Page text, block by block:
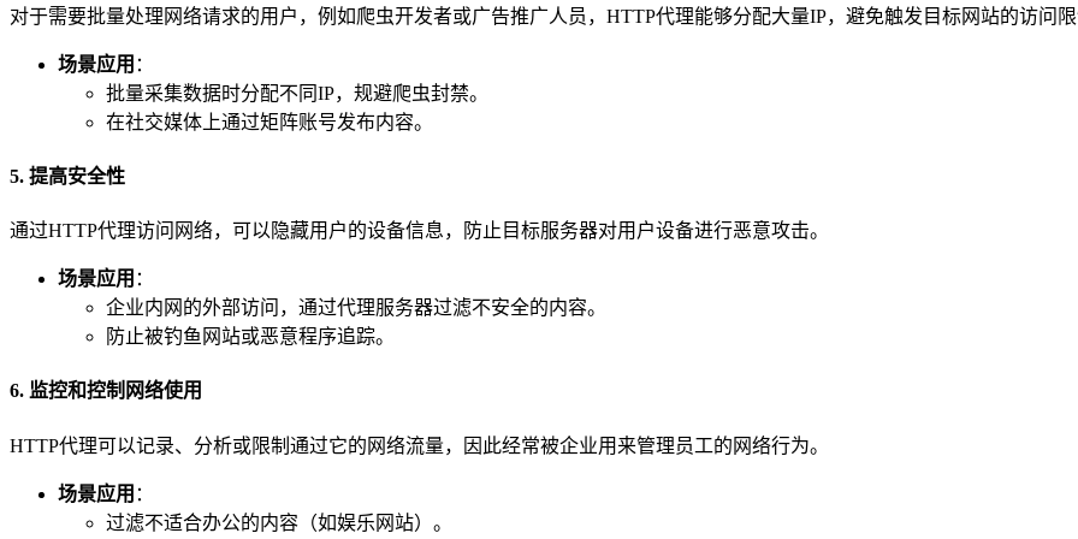
对于需要批量处理网络请求的用户，例如爬虫开发者或广告推广人员，HTTP代理能够分配大量IP，避免触发目标网站的访问
场景应用 ：
批量采集数据时分配不同IP，规避爬虫封禁。
在社交媒体上通过矩阵账号发布内容。
5. 提高安全性
通过HTTP代理访问网络，可以隐藏用户的设备信息，防止目标服务器对用户设备进行恶意攻击。
场景应用 ：
企业内网的外部访问，通过代理服务器过滤不安全的内容。
防止被钓鱼网站或恶意程序追踪。
6. 监控和控制网络使用
HTTP代理可以记录、分析或限制通过它的网络流量，因此经常被企业用来管理员工的网络行为。
场景应用 ：
过滤不适合办公的内容（如娱乐网站）。